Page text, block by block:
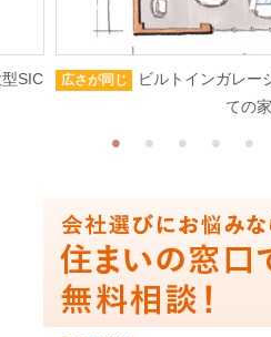
SIC 広さが同じ
ビルトインガレー
ての家